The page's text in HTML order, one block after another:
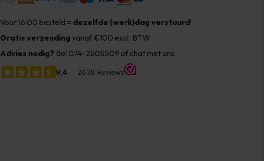
Voor 16:00 besteld = dezelfde (werk)dag verstuurd!
Gratis verzending vanaf €100 excl. BTW
Advies nodig? Bel 074-2505509 of chat met ons